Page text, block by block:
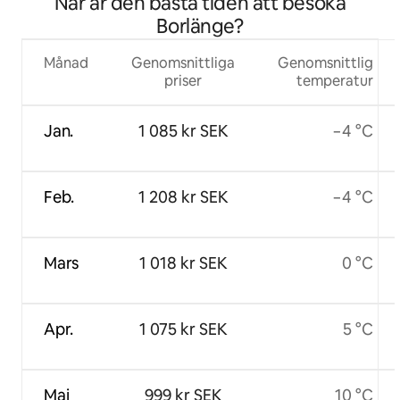
Borlänge?
Månad
Jan.
Feb.
Mars
Apr.
Maj
Genomsnittliga
priser
1 085 kr SEK
1 208 kr SEK
1 018 kr SEK
1 075 kr SEK
999 kr SEK
Genomsnittlig
temperatur
−4 °C
−4 °C
0 °C
5 °C
10 °C